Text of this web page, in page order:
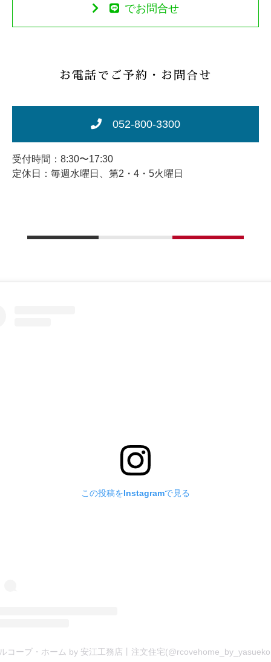
でお問合せ
お電話でご予約・お問合せ
052-800-3300
受付時間：8:30〜17:30
定休日：毎週水曜日、第2・4・5火曜日
この投稿をInstagramで見る